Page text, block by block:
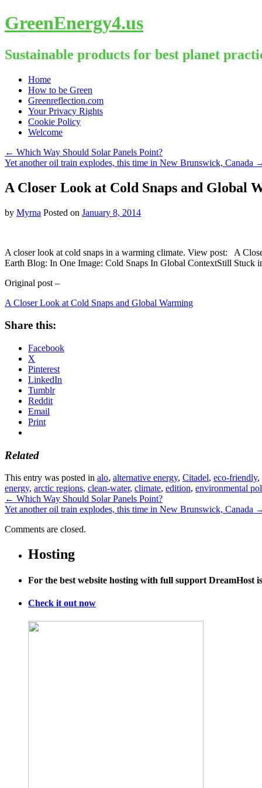
GreenEnergy4.us
Sustainable products for best planet
Skip
content
Home
How to be Green
Greenreflection.com
Your Privacy Rights
Cookie Policy
Welcome
← Which Way Should Solar Panels Point?
Yet another oil train explodes, this time in New Brunswick, Canada
A Closer Look at Cold Snaps and Global
by Myrna Posted on January 8, 2014
A closer look at cold snaps in a warming climate. View post: A
Earth Blog: In One Image: Cold Snaps In Global ContextStill Stuck
Original post –
A Closer Look at Cold Snaps and Global Warming
Share this:
Facebook
X
Pinterest
LinkedIn
Tumblr
Reddit
Email
Print
Related
This entry was posted in alo, alternative energy, Citadel, eco-friendly,
energy, arctic regions, clean-water, climate, edition, environmental
← Which Way Should Solar Panels Point?
Yet another oil train explodes, this time in New Brunswick, Canada
Comments are closed.
Hosting
For the best website hosting with full support DreamHost
Check it out now